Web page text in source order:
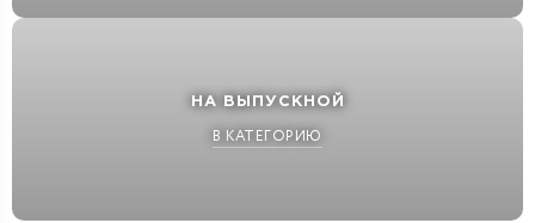
НА ВЫПУСКНОЙ
В КАТЕГОРИЮ